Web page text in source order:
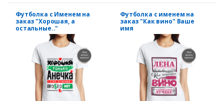
Футболка с Именем на
заказ "Хорошая, а
остальные.."
Футболка с именем на
заказ "Как вино" Ваше
имя